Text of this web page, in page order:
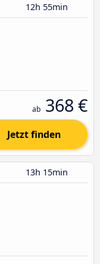
12h 55min
ab 368 €
Jetzt finden
13h 15min